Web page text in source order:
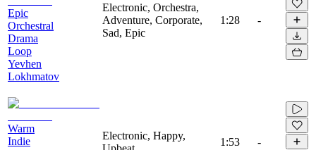
Epic
Orchestral
Drama
Loop
Yevhen
Lokhmatov
Electronic, Orchestra,
Adventure, Corporate,
Sad, Epic
1:28 -
Warm
Indie
Electronic, Happy,
1:53 -